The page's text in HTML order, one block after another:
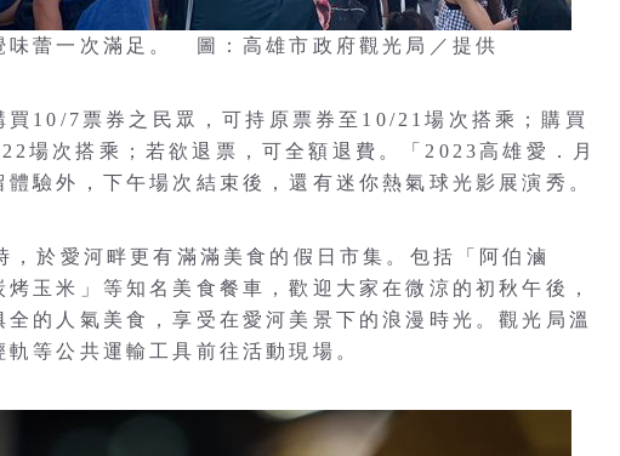
味蕾一次滿足。 圖：高雄市政府觀光局／提供
10/7票券之民眾，可持原票券至10/21場次搭乘；購買
場次搭乘；若欲退票，可全額退費。「2023高雄愛．月
驗外，下午場次結束後，還有迷你熱氣球光影展演秀。
，於愛河畔更有滿滿美食的假日市集。包括「阿伯滷
玉米」等知名美食餐車，歡迎大家在微涼的初秋午後，
的人氣美食，享受在愛河美景下的浪漫時光。觀光局溫
等公共運輸工具前往活動現場。